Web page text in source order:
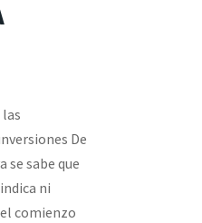
las
De
se sabe que
ni
comienzo